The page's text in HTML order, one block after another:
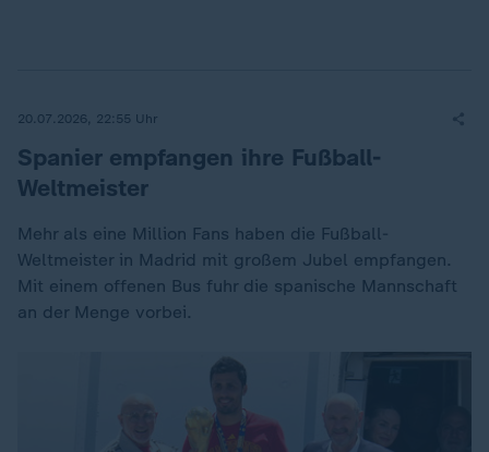
20.07.2026, 22:55 Uhr
Spanier empfangen ihre Fußball-
Weltmeister
Mehr als eine Million Fans haben die Fußball-
Weltmeister in Madrid mit großem Jubel empfangen.
Mit einem offenen Bus fuhr die spanische Mannschaft
an der Menge vorbei.